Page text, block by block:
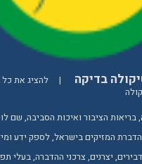
בדיקה |
להציג את
הציבור ואיכות הסביבה, שם
המזיקים בישראל, לספק ידע
יצרנים, צרכני ההדברה, בעלי